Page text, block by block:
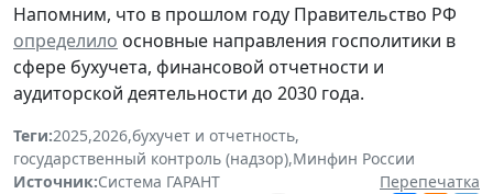
Напомним, что в прошлом году Правительство РФ
определило основные направления госполитики в
сфере бухучета, финансовой отчетности и
аудиторской деятельности до 2030 года.
Теги:2025,2026,бухучет и отчетность,
государственный контроль (надзор),Минфин России
Источник:Система ГАРАНТ
Перепечатка